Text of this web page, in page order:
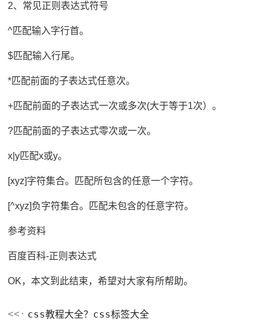
2、常见正则表达式符号
^匹配输入字行首。
$匹配输入行尾。
*匹配前面的子表达式任意次。
+匹配前面的子表达式一次或多次(大于等于1次）。
?匹配前面的子表达式零次或一次。
x|y匹配x或y。
[xyz]字符集合。匹配所包含的任意一个字符。
[^xyz]负字符集合。匹配未包含的任意字符。
参考资料
百度百科-正则表达式
OK，本文到此结束，希望对大家有所帮助。
css教程大全？css标签大全